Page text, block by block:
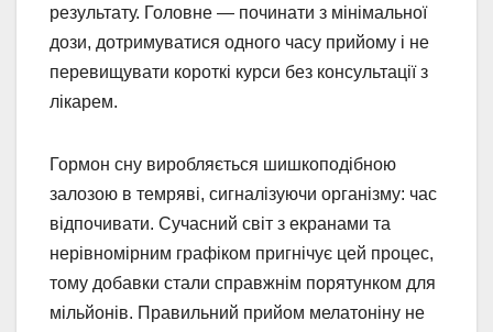
результату. Головне — починати з мінімальної
дози, дотримуватися одного часу прийому і не
перевищувати короткі курси без консультації з
лікарем.
Гормон сну виробляється шишкоподібною
залозою в темряві, сигналізуючи організму: час
відпочивати. Сучасний світ з екранами та
нерівномірним графіком пригнічує цей процес,
тому добавки стали справжнім порятунком для
мільйонів. Правильний прийом мелатоніну не